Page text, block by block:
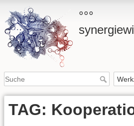
°°°
TAG: